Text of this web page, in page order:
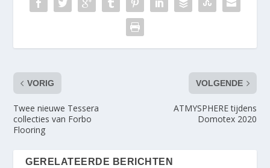
VORIG
Twee nieuwe Tessera
collecties van Forbo
Flooring
VOLGENDE
ATMYSPHERE tijdens
Domotex 2020
GERELATEERDE BERICHTEN